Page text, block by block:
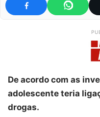
De acordo com as
adolescente teria
drogas.